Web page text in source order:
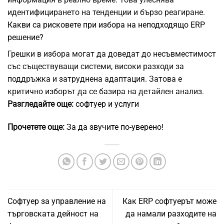
идентифицирането на тенденции и бързо реагиране.
Какви са рисковете при избора на неподходящо ERP
решение?
Грешки в избора могат да доведат до несъвместимост
със съществуващи системи, високи разходи за
поддръжка и затруднена адаптация. Затова е
критично изборът да се базира на детайлен анализ.
Разгледайте още: софтуер и услуги
Прочетете още: За да звучите по-уверено!
Софтуер за управление на
търговската дейност на
Как ERP софтуерът може
да намали разходите на